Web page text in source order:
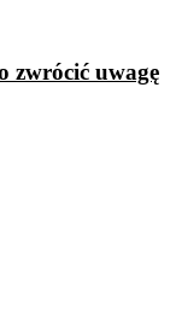
zwrócić uwagę